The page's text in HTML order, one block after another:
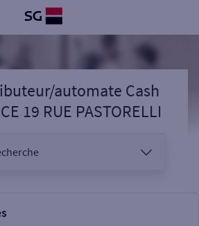
automate Cash
19 RUE PASTORELLI